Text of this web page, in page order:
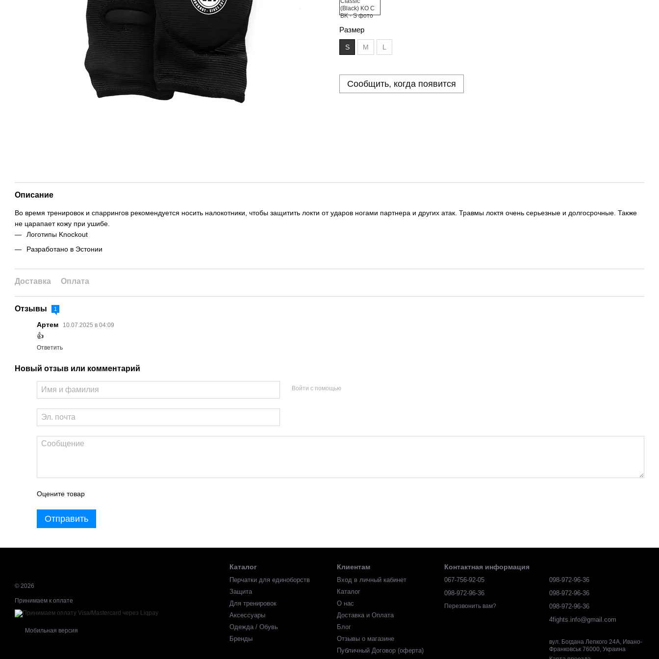
Размер
S M L
Сообщить, когда появится
Описание
Во время тренировок и спаррингов рекомендуется носить налокотники, чтобы защитить локти от ударов ногами партнера и других атак. Травмы локтя очень серьезные и долгосрочные. Также
не царапает кожу при ушибе.
Логотипы Knockout
Разработано в Эстонии
Доставка Оплата
Отзывы 1
Артем 10.07.2025 в 04:09
👍
Ответить
Новый отзыв или комментарий
Войти с помощью
Оцените товар
Отправить
© 2026
Принимаем к оплате
Мобильная версия
Каталог
Перчатки для единоборств
Защита
Для тренировок
Аксессуары
Одежда / Обувь
Бренды
Клиентам
Вход в личный кабинет
Каталог
О нас
Доставка и Оплата
Блог
Отзывы о магазине
Публичный Договор (оферта)
Контактная информация
067-756-92-05
098-972-96-36
Перезвонить вам?
098-972-96-36
098-972-96-36
098-972-96-36
4fights.info@gmail.com
вул. Богдана Лепкого 24А, Ивано-
Франковськ 76000, Украина